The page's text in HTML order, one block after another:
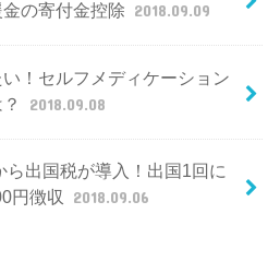
の寄付金控除 2018.09.09
！セルフメディケーション
2018.09.08
ら出国税が導入！出国1回に
円徴収
2018.09.06